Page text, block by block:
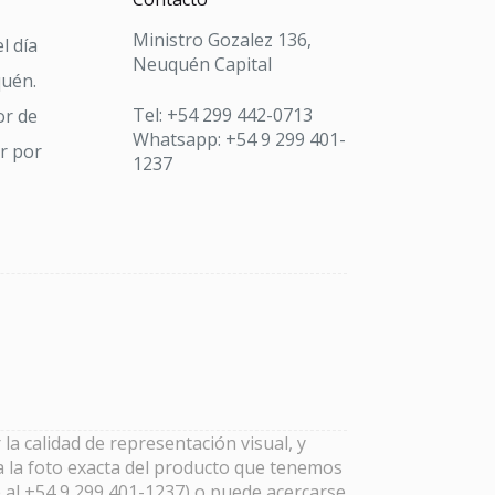
día
de
por
Ministro Gozalez 136,
Neuquén Capital
Tel: +54 299 442-0713
Whatsapp: +54 9 299 401-
1237
calidad de representación visual, y
la foto exacta del producto que tenemos